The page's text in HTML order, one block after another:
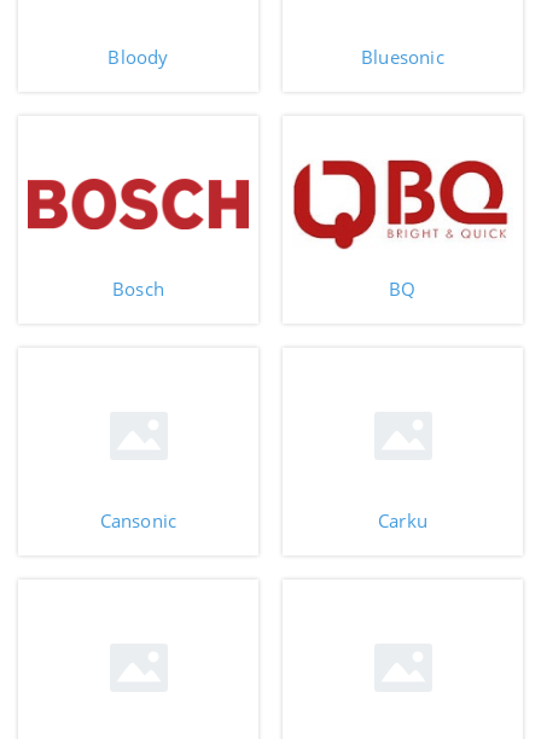
Bloody Bluesonic
Bosch BQ
Cansonic Carku